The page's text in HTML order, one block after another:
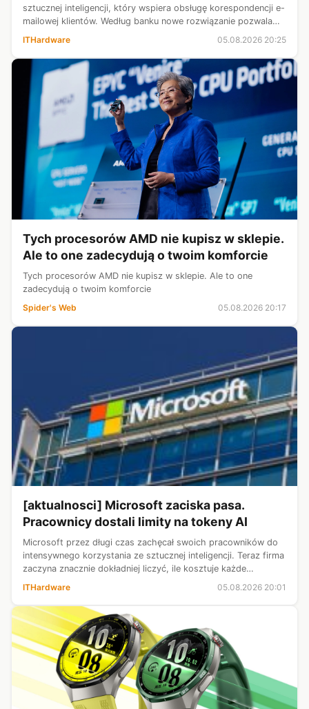
sztucznej inteligencji, który wspiera obsługę korespondencji e-
mailowej klientów. Według banku nowe rozwiązanie pozwala
ITHardware 05.08.2026 20:25
Tych procesorów AMD nie kupisz w sklepie.
Ale to one zadecydują o twoim komforcie
Tych procesorów AMD nie kupisz w sklepie. Ale to one
zadecydują o twoim komforcie
Spider's Web
05.08.2026 20:17
[aktualnosci] Microsoft zaciska pasa.
Pracownicy dostali limity na tokeny AI
Microsoft przez długi czas zachęcał swoich pracowników do
intensywnego korzystania ze sztucznej inteligencji. Teraz firma
zaczyna znacznie dokładniej liczyć, ile kosztuje każde
zapytanie do modelu. Wewnętrzny e-mail jednego z
ITHardware 05.08.2026 20:01